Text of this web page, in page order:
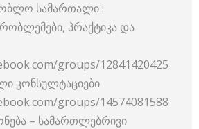
სამართალი :
პრაქტიკა და
groups/12841420425
კონსულტაციები
groups/14574081588
– სამართლებრივი